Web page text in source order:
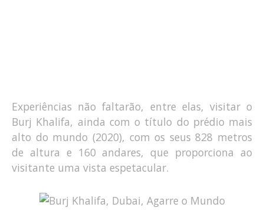
Experiências não faltarão, entre elas, visitar o
Burj Khalifa, ainda com o título do prédio mais
alto do mundo (2020), com os seus 828 metros
de altura e 160 andares, que proporciona ao
visitante uma vista espetacular.